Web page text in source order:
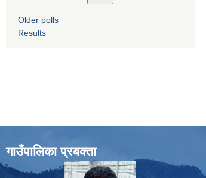
Older polls
Results
गाउँपालिका प्रबक्ता